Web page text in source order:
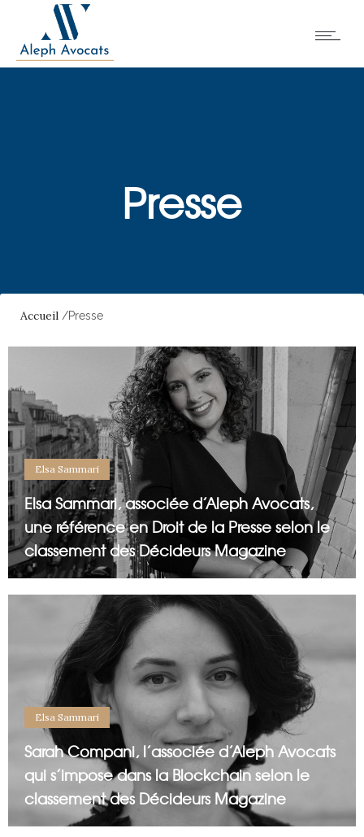
Presse
Accueil /Presse
Elsa Sammari
Elsa Sammari, associée d’Aleph Avocats,
une référence en Droit de la Presse selon le
classement des Décideurs Magazine
Elsa Sammari
Sarah Compani, l’associée d’Aleph Avocats
qui s’impose dans la Blockchain selon le
classement des Décideurs Magazine